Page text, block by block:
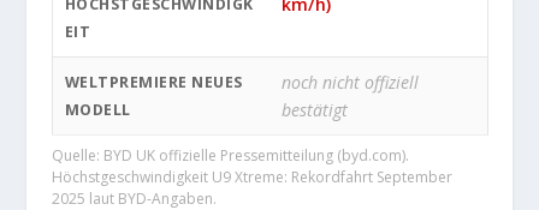
EIT
WELTPREMIERE NEUES
MODELL
noch nicht offiziell
bestätigt
Quelle: BYD UK offizielle Pressemitteilung (byd.com).
Höchstgeschwindigkeit U9 Xtreme: Rekordfahrt September
2025 laut BYD-Angaben.